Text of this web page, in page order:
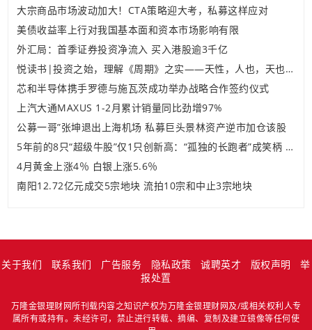
大宗商品市场波动加大！CTA策略迎大考，私募这样应对
美债收益率上行对我国基本面和资本市场影响有限
外汇局：首季证券投资净流入 买入港股逾3千亿
悦读书|投资之始，理解《周期》之实——天性，人也，天也，心也
芯和半导体携手罗德与施瓦茨成功举办战略合作签约仪式
上汽大通MAXUS 1-2月累计销量同比劲增97%
公募一哥”张坤退出上海机场 私募巨头景林资产逆市加仓该股
5年前的8只“超级牛股”仅1只创新高：“孤独的长跑者”成笑柄 风格偏移反造就明星经理
4月黄金上涨4％ 白银上涨5.6％
南阳12.72亿元成交5宗地块 流拍10宗和中止3宗地块
关于我们 联系我们 广告服务 隐私政策 诚聘英才 版权声明
举
报处置
万隆金银理财网所刊载内容之知识产权为万隆金银理财网及/或相关权利人专
属所有或持有。未经许可，禁止进行转载、摘编、复制及建立镜像等任何使